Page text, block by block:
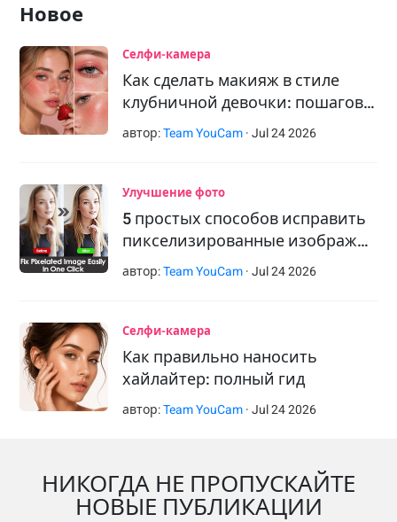
Новое
Селфи-камера
Как сделать макияж в стиле
клубничной девочки: пошагов…
автор:Team YouCam ·Jul 24 2026
Улучшение фото
5 простых способов исправить
пикселизированные изображ…
автор:Team YouCam ·Jul 24 2026
Селфи-камера
Как правильно наносить
хайлайтер: полный гид
автор:Team YouCam ·Jul 24 2026
НИКОГДА НЕ ПРОПУСКАЙТЕ
НОВЫЕ ПУБЛИКАЦИИ